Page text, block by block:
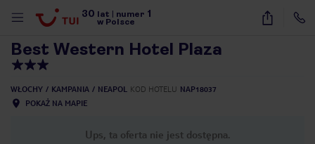
30 lat numer 1
w Polsce
30
Best Western Hotel Plaza
WŁOCHY KAMPANIA NEAPOL KOD HOTELU NAP18037
POKAŻ NA MAPIE
Ups, ta oferta nie jest dostępna.